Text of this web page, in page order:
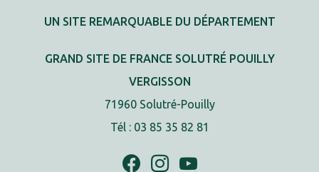
UN SITE REMARQUABLE DU DÉPARTEMENT
GRAND SITE DE FRANCE SOLUTRÉ POUILLY
VERGISSON
71960 Solutré-Pouilly
Tél : 03 85 35 82 81